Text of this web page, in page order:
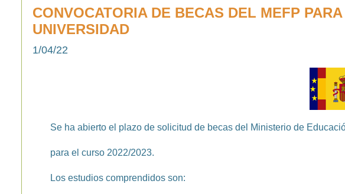
CONVOCATORIA DE BECAS DEL MEFP
UNIVERSIDAD
1/04/22
Se ha abierto el plazo de solicitud de becas del Ministerio de
para el curso 2022/2023.
Los estudios comprendidos son: